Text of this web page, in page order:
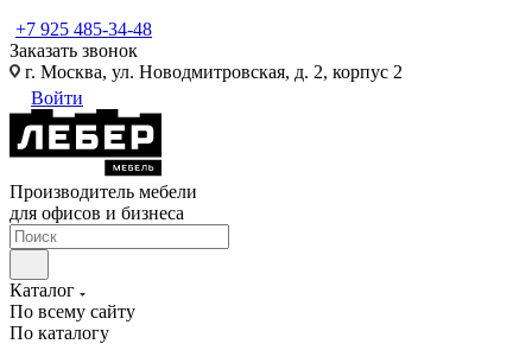
+7 925 485-34-48
Заказать звонок
г. Москва, ул. Новодмитровская, д. 2, корпус 2
Войти
Производитель мебели
для офисов и бизнеса
Каталог
По всему сайту
По каталогу